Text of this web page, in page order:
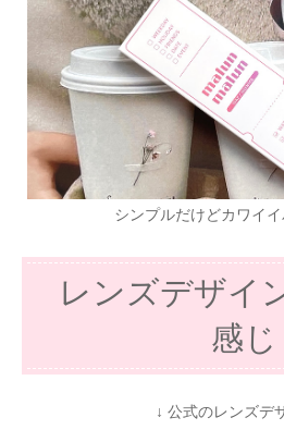
シンプルだけどカワイ
レンズデザイ
感じ
↓ 公式のレンズデ